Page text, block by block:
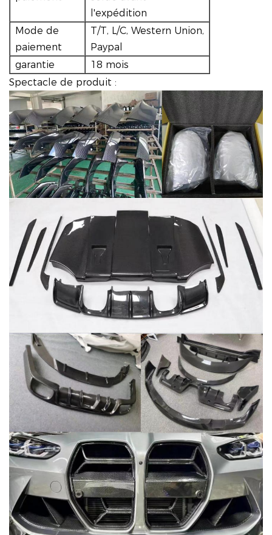
l'expédition
Mode de
paiement
T/T, L/C, Western Union,
Paypal
garantie
18 mois
Spectacle de produit :